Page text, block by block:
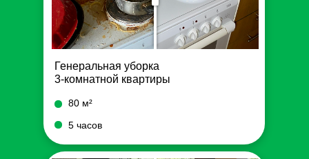
5 часов
Генеральная уборка
3-комнатной квартиры
80 м²